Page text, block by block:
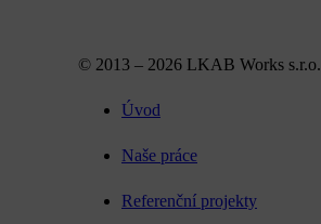
© 2013 – 2026 LKAB Works s.r.o.
Úvod
Naše práce
Referenční projekty